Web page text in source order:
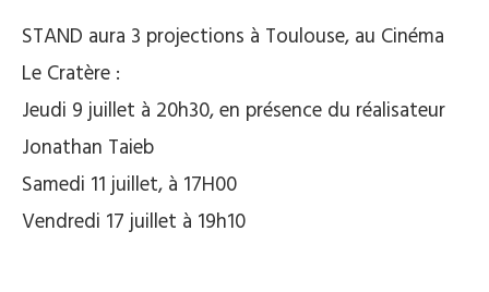
STAND aura 3 projections à Toulouse, au Cinéma
Le Cratère :
Jeudi 9 juillet à 20h30, en présence du réalisateur
Jonathan Taieb
Samedi 11 juillet, à 17H00
Vendredi 17 juillet à 19h10